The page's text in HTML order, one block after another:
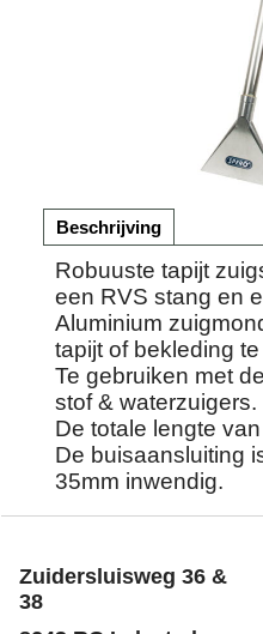
Beschrijving
Robuuste tapijt
een RVS stang en
Aluminium
tapijt of bekleding
Te gebruiken met
stof & waterzuigers.
De totale lengte
De buisaansluiting
35mm inwendig.